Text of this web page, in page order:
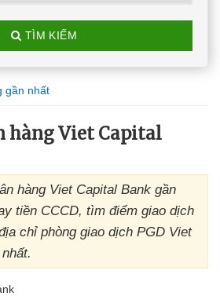
TÌM KIẾM
gần nhất
hàng Viet Capital
hàng Viet Capital Bank gần
tiền CCCD, tìm điểm giao dịch
chỉ phòng giao dịch PGD Viet